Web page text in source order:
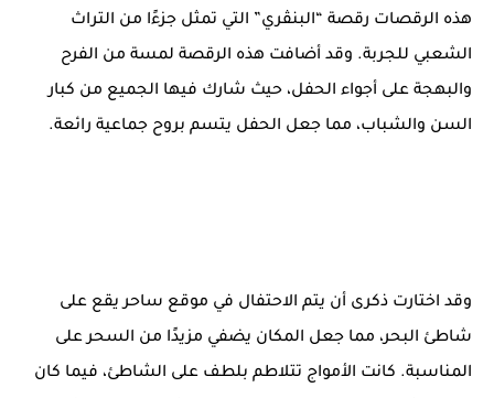
هذه الرقصات رقصة “البنڤري” التي تمثل جزءًا من التراث
الشعبي للجربة. وقد أضافت هذه الرقصة لمسة من الفرح
والبهجة على أجواء الحفل، حيث شارك فيها الجميع من كبار
السن والشباب، مما جعل الحفل يتسم بروح جماعية رائعة.
وقد اختارت ذكرى أن يتم الاحتفال في موقع ساحر يقع على
شاطئ البحر، مما جعل المكان يضفي مزيدًا من السحر على
المناسبة. كانت الأمواج تتلاطم بلطف على الشاطئ، فيما كان